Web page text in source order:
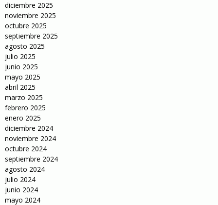
diciembre 2025
noviembre 2025
octubre 2025
septiembre 2025
agosto 2025
julio 2025
junio 2025
mayo 2025
abril 2025
marzo 2025
febrero 2025
enero 2025
diciembre 2024
noviembre 2024
octubre 2024
septiembre 2024
agosto 2024
julio 2024
junio 2024
mayo 2024